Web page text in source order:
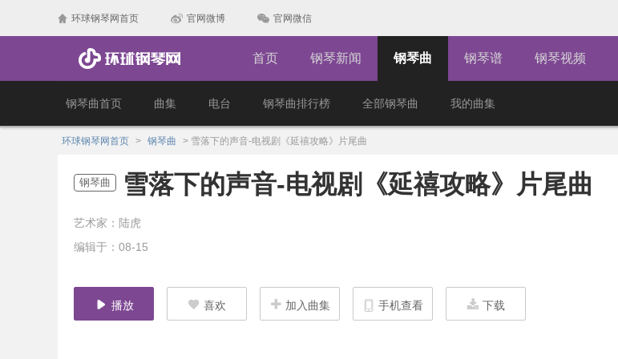
环球钢琴网首页 官网微博 官网微信
首页 钢琴新闻 钢琴曲 钢琴谱 钢琴视频
钢琴曲首页 曲集 电台 钢琴曲排行榜 全部钢琴曲 我的曲集
环球钢琴网首页 > 钢琴曲 > 雪落下的声音-电视剧《延禧攻略》片尾曲
钢琴曲 雪落下的声音-电视剧《延禧攻略》片尾曲
艺术家：陆虎
编辑于：08-15
播放 喜欢 加入曲集 手机查看 下载